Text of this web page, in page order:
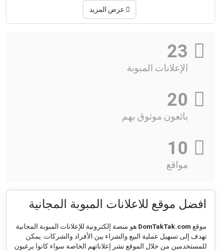
عرض المزيد
23
الإعلانات المبوبة
20
بائعون موثوق بهم
10
مواقع
افضل موقع للاعلانات المبوبة المجانية
موقع DomTakTak.com هو منصة إلكترونية للإعلانات المبوبة المجانية
تهدف إلى تسهيل عملية البيع والشراء بين الأفراد والشركات. يمكن
للمستخدمين من خلال الموقع نشر إعلاناتهم الخاصة سواء كانوا يرغبون